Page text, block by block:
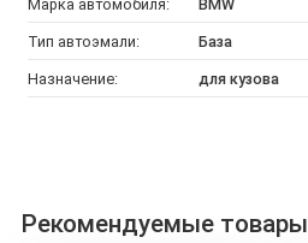
Марка автомобиля: BMW
Тип автоэмали: База
Назначение: для кузова
Рекомендуемые товары